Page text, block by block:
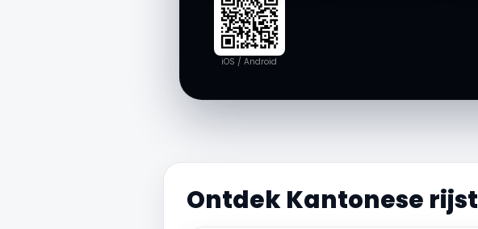
iOS / Android
Ontdek Kantonese rijst